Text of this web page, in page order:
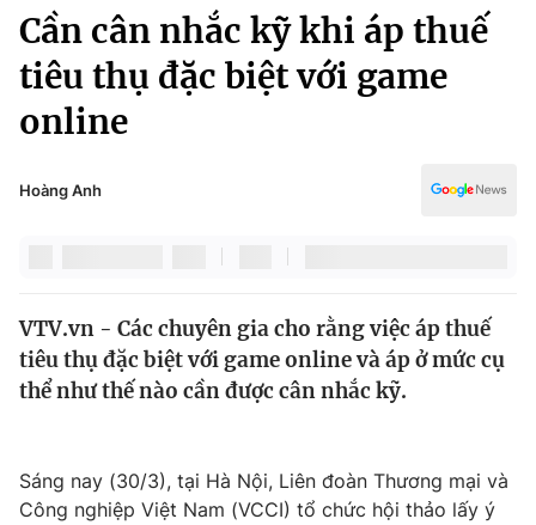
Chuyên mục
Chính trị
Xã hội
Pháp luật
Thế giới
Tin tức
Câu chuyện quốc tế
Kinh tế
Thị trường
Dữ liệu và đời sống
Kinh tế
Thể thao
Truyền hình
Văn hóa - Giải trí
Cần cân nhắc kỹ khi áp thuế
tiêu thụ đặc biệt với game
online
Hoàng Anh
VTV.vn - Các chuyên gia cho rằng việc áp thuế
tiêu thụ đặc biệt với game online và áp ở mức cụ
thể như thế nào cần được cân nhắc kỹ.
Sáng nay (30/3), tại Hà Nội, Liên đoàn Thương mại và
Công nghiệp Việt Nam (VCCI) tổ chức hội thảo lấy ý